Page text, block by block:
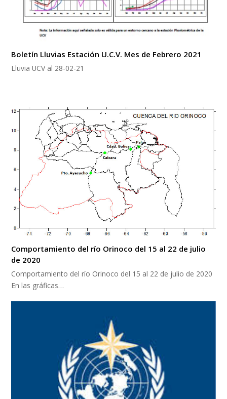
Boletín Lluvias Estación U.C.V. Mes de Febrero 2021
Lluvia UCV al 28-02-21
Comportamiento del río Orinoco del 15 al 22 de julio
de 2020
Comportamiento del río Orinoco del 15 al 22 de julio de 2020
En las gráficas…